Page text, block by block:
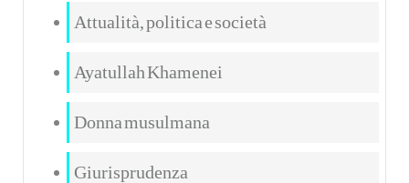
Attualità, politica e società
Ayatullah Khamenei
Donna musulmana
Giurisprudenza